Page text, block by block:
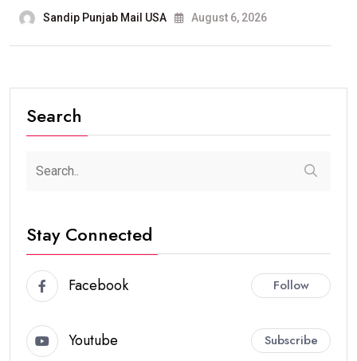
Sandip Punjab Mail USA August 6, 2026
Search
Stay Connected
Facebook Follow
Youtube Subscribe